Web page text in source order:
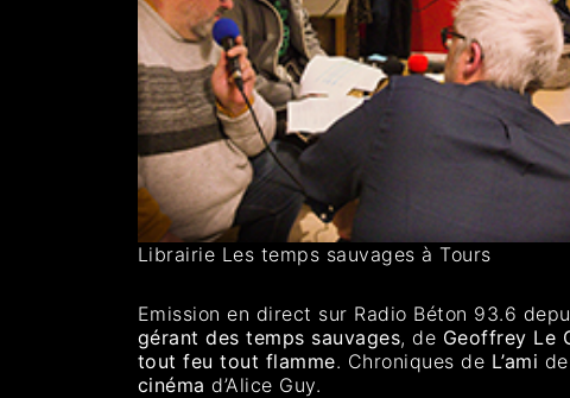
Librairie Les temps sauvages à Tours
Emission en direct sur Radio Béton 93.6
gérant des temps sauvages, de Geoffrey Le
tout feu tout flamme. Chroniques de L’ami
cinéma d’Alice Guy.